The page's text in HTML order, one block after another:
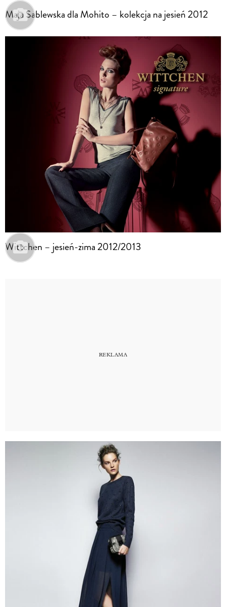
Maja Sablewska dla Mohito – kolekcja na jesień 2012
Wittchen – jesień-zima 2012/2013